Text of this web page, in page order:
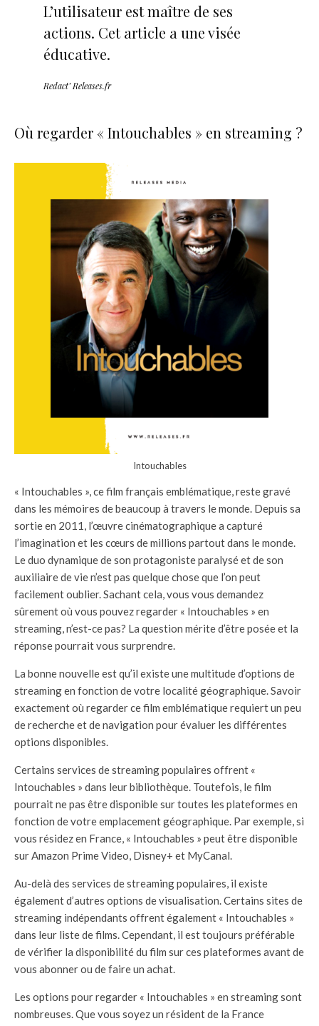
L’utilisateur est maître de ses
actions. Cet article a une visée
éducative.
Redact’ Releases.fr
Où regarder « Intouchables » en streaming ?
Intouchables
« Intouchables », ce film français emblématique, reste gravé
dans les mémoires de beaucoup à travers le monde. Depuis sa
sortie en 2011, l’œuvre cinématographique a capturé
l’imagination et les cœurs de millions partout dans le monde.
Le duo dynamique de son protagoniste paralysé et de son
auxiliaire de vie n’est pas quelque chose que l’on peut
facilement oublier. Sachant cela, vous vous demandez
sûrement où vous pouvez regarder « Intouchables » en
streaming, n’est-ce pas? La question mérite d’être posée et la
réponse pourrait vous surprendre.
La bonne nouvelle est qu’il existe une multitude d’options de
streaming en fonction de votre localité géographique. Savoir
exactement où regarder ce film emblématique requiert un peu
de recherche et de navigation pour évaluer les différentes
options disponibles.
Certains services de streaming populaires offrent «
Intouchables » dans leur bibliothèque. Toutefois, le film
pourrait ne pas être disponible sur toutes les plateformes en
fonction de votre emplacement géographique. Par exemple, si
vous résidez en France, « Intouchables » peut être disponible
sur Amazon Prime Video, Disney+ et MyCanal.
Au-delà des services de streaming populaires, il existe
également d’autres options de visualisation. Certains sites de
streaming indépendants offrent également « Intouchables »
dans leur liste de films. Cependant, il est toujours préférable
de vérifier la disponibilité du film sur ces plateformes avant de
vous abonner ou de faire un achat.
Les options pour regarder « Intouchables » en streaming sont
nombreuses. Que vous soyez un résident de la France